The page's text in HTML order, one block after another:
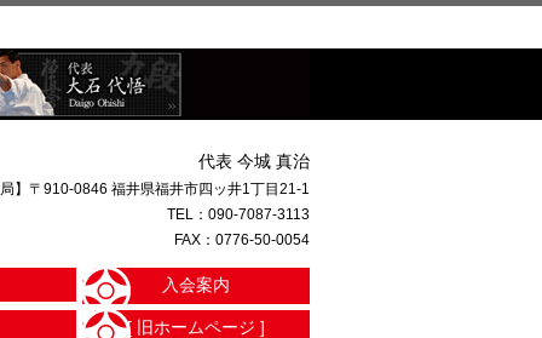
代表 今城 真治
】〒910-0846 福井県福井市四ッ井1丁目21-1
TEL： 090-7087-3113
FAX：0776-50-0054
入会案内
[ 旧ホームページ ]